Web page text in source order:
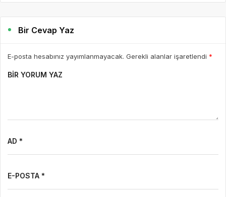
Bir Cevap Yaz
E-posta hesabınız yayımlanmayacak. Gerekli alanlar işaretlendi *
BIR YORUM YAZ
AD *
E-POSTA *